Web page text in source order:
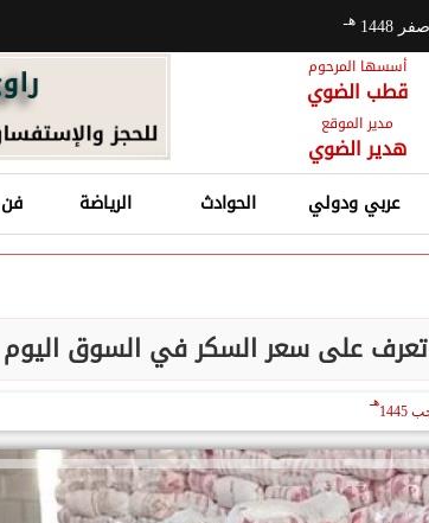
هـ
أسسها المرحوم
قطب الضوي
مدير الموقع
هدير الضوي
عربي ودولي الحوادث الرياضة
تعرف على سعر السكر في السوق
هـ